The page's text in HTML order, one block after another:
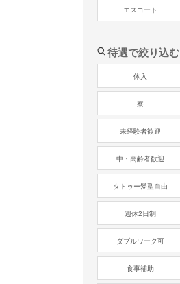
エスコート
待遇で絞り込む
体入
寮
未経験者歓迎
中・高齢者歓迎
タトゥー髪型自由
週休2日制
ダブルワーク可
食事補助